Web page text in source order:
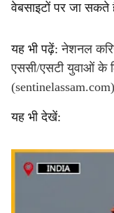
वेबसाइटों पर जा सकते
यह भी पढ़ें:नेशनल
एससी/एसटी युवाओं के
(sentinelassam.com)
यह भी देखें: